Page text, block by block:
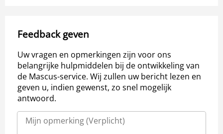
Feedback geven
Uw vragen en opmerkingen zijn voor ons
belangrijke hulpmiddelen bij de ontwikkeling van
de Mascus-service. Wij zullen uw bericht lezen en
geven u, indien gewenst, zo snel mogelijk
antwoord.